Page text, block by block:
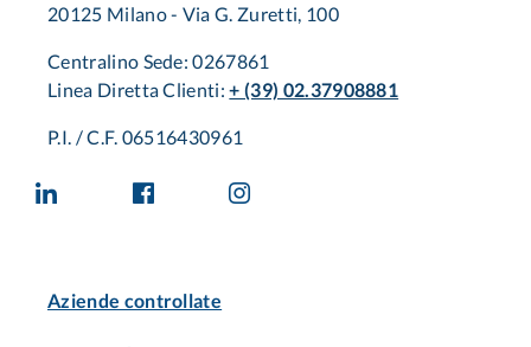
20125 Milano - Via G. Zuretti, 100
Centralino Sede: 0267861
Linea Diretta Clienti:+ (39) 02.37908881
P.I. / C.F. 06516430961
Aziende controllate